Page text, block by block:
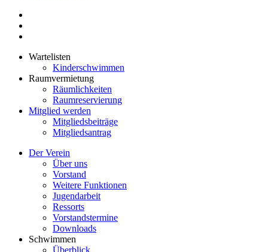
Wartelisten
Kinderschwimmen
Raumvermietung
Räumlichkeiten
Raumreservierung
Mitglied werden
Mitgliedsbeiträge
Mitgliedsantrag
Der Verein
Über uns
Vorstand
Weitere Funktionen
Jugendarbeit
Ressorts
Vorstandstermine
Downloads
Schwimmen
Überblick